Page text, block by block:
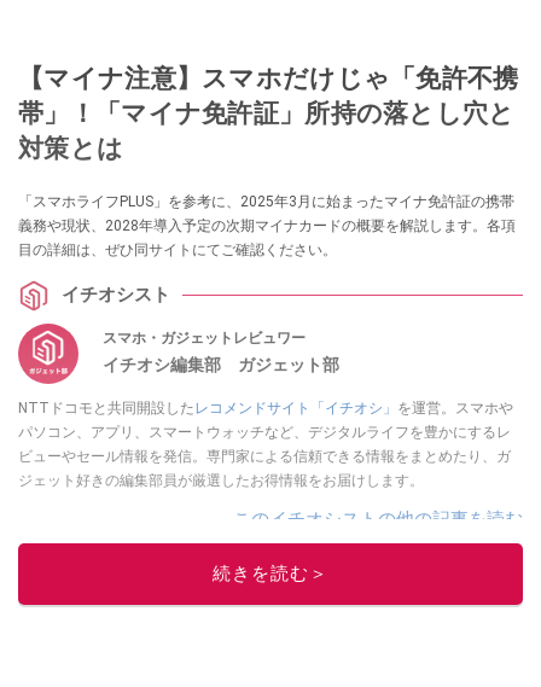
【マイナ注意】スマホだけじゃ「免許不携
帯」！「マイナ免許証」所持の落とし穴と
対策とは
「スマホライフPLUS」を参考に、2025年3月に始まったマイナ免許証の携帯
義務や現状、2028年導入予定の次期マイナカードの概要を解説します。各項
目の詳細は、ぜひ同サイトにてご確認ください。
イチオシスト
スマホ・ガジェットレビュワー
イチオシ編集部 ガジェット部
NTTドコモと共同開設したレコメンドサイト「イチオシ」 を運営。スマホや
パソコン、アプリ、スマートウォッチなど、デジタルライフを豊かにするレ
ビューやセール情報を発信。専門家による信頼できる情報をまとめたり、ガ
ジェット好きの編集部員が厳選したお得情報をお届けします。
このイチオシストの他の記事を読む
続きを読む＞